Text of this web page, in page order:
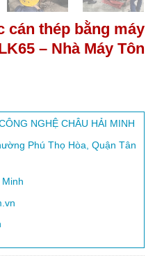
cán thép bằng máy
– Nhà Máy Tôn
NGHỆ CHÂU HẢI MINH
Phú Thọ Hòa, Quận Tân